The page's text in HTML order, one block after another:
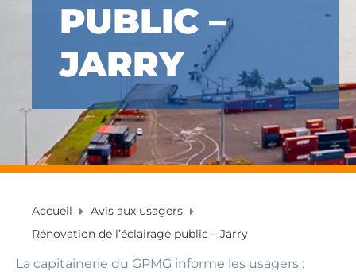
PUBLIC –
JARRY
Accueil
Avis aux usagers
Rénovation de l’éclairage public – Jarry
La capitainerie du GPMG informe les usagers :